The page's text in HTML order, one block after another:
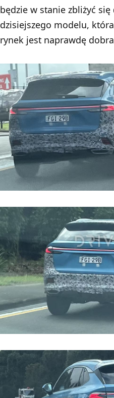
będzie w stanie zbliżyć
dzisiejszego modelu,
rynek jest naprawdę